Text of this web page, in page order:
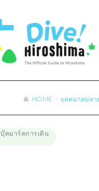
ร
การปั่นจักรยาน
ช้อปปิ้ง
กีฬา
รายการ
คู่มือ Dive!
ฮิโรชิม่า โมชิ
รายการ
เข้าถึงเข้าถึง
สรุปการจราจรรอง
ความแออัดของสิ่งอำนวย
ตั๋วเที่ยวคุ้มค่าตั๋วเที่ยวคุ้มค่า
บริการรับฝากและจัดส่งสัม
HOME จุดหมายปลา
บุ๊คมาร์คการเดิน